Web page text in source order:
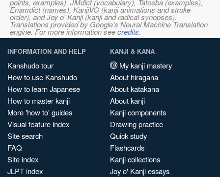
points, examples), JMdict (vocabulary), Tatoeba (examples),
Enamdict (names), KanjiVG (kanji animations and stroke
order), and Joy o' Kanji (kanji and radical synopses).
Translations provided by Google's Neural Machine Translation
engine. For more information seecredits.
INFORMATION AND HELP
Kanshudo tour
How to use Kanshudo
How to learn Japanese
How to master kanji
More 'how to' guides
Visual feature index
Site search
FAQ
Site index
JLPT index
KANJI & KANA
My kanji mastery
About hiragana
About katakana
About kanji
Kanji components
Drawing practice
Quick study
Flashcards
Kanji collections
Joy o' Kanji essays